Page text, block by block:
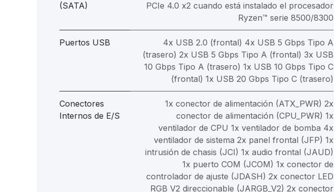
(SATA)
PCIe 4.0 x2 cuando está instalado el procesador
Ryzen™ serie 8500/8300
Puertos USB
4x USB 2.0 (frontal) 4x USB 5 Gbps Tipo A
(trasero) 2x USB 5 Gbps Tipo A (frontal) 3x USB
10 Gbps Tipo A (trasero) 1x USB 10 Gbps Tipo C
(frontal) 1x USB 20 Gbps Tipo C (trasero)
Conectores
Internos de E/S
1x conector de alimentación (ATX_PWR) 2x
conector de alimentación (CPU_PWR) 1x
ventilador de CPU 1x ventilador de bomba 4x
ventilador de sistema 2x panel frontal (JFP) 1x
intrusión de chasis (JCI) 1x audio frontal (JAUD)
1x puerto COM (JCOM) 1x conector de
controlador de ajuste (JDASH) 2x conector LED
RGB V2 direccionable (JARGB_V2) 2x conector